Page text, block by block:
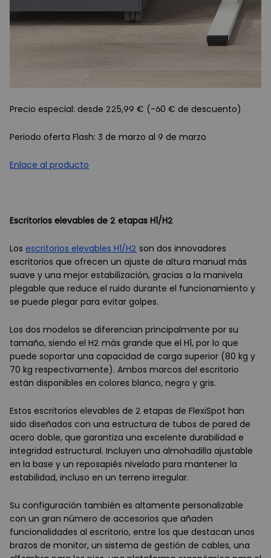
Precio especial: desde 225,99 € (-60 € de descuento)
Periodo oferta Flash: 3 de marzo al 9 de marzo
Enlace al producto
Escritorios elevables de 2 etapas H1/H2
Los escritorios elevables H1/H2 son dos innovadores
escritorios que ofrecen un ajuste de altura manual más
suave y una mejor estabilización, gracias a la manivela
plegable que reduce el ruido durante el funcionamiento y
se puede plegar para evitar golpes.
Los dos modelos se diferencian principalmente por su
tamaño, siendo el H2 más grande que el H1, por lo que
puede soportar una capacidad de carga superior (80 kg y
70 kg respectivamente). Ambos marcos del escritorio
están disponibles en colores blanco, negro y gris.
Estos escritorios elevables de 2 etapas de FlexiSpot han
sido diseñados con una estructura de tubos de pared de
acero doble, que garantiza una excelente durabilidad e
integridad estructural. Incluyen una almohadilla ajustable
en la base y un reposapiés nivelado para mantener la
estabilidad, incluso en un terreno irregular.
Su configuración también es altamente personalizable
con un gran número de accesorios que añaden
funcionalidades al escritorio, entre los que destacan unos
brazos de monitor, un sistema de gestión de cables, una